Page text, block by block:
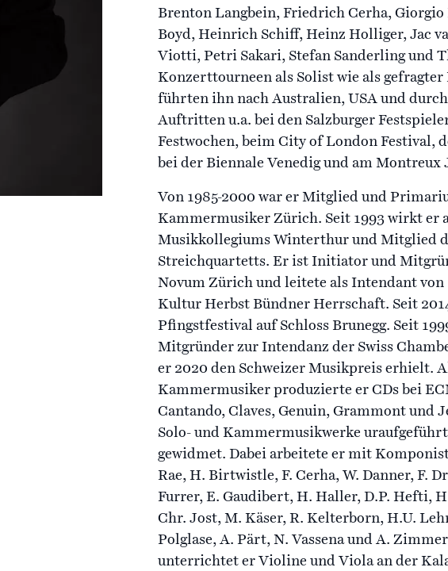
Brenton Langbein, Friedrich Cerha, Giorgio
Boyd, Heinrich Schiff, Heinz Holliger, Jac
Viotti, Petri Sakari, Stefan Sanderling und
Konzerttourneen als Solist wie als
führten ihn nach Australien, USA und
Auftritten u.a. bei den Salzburger
Festwochen, beim City of London Festival,
bei der Biennale Venedig und am Montreux
Von 1985-2000 war er Mitglied und
Kammermusiker Zürich. Seit 1993 wirkt er
Musikkollegiums Winterthur und Mitglied
Streichquartetts. Er ist Initiator und
Novum Zürich und leitete als Intendant von
Kultur Herbst Bündner Herrschaft. Seit
Pfingstfestival auf Schloss Brunegg. Seit
Mitgründer zur Intendanz der Swiss
er 2020 den Schweizer Musikpreis erhielt.
Kammermusiker produzierte er CDs bei
Cantando, Claves, Genuin, Grammont und
Solo- und Kammermusikwerke
gewidmet. Dabei arbeitete er mit
Rae, H. Birtwistle, F. Cerha, W. Danner, F.
Furrer, E. Gaudibert, H. Haller, D.P. Hefti,
Chr. Jost, M. Käser, R. Kelterborn, H.U.
Polglase, A. Pärt, N. Vassena und A.
unterrichtet er Violine und Viola an der